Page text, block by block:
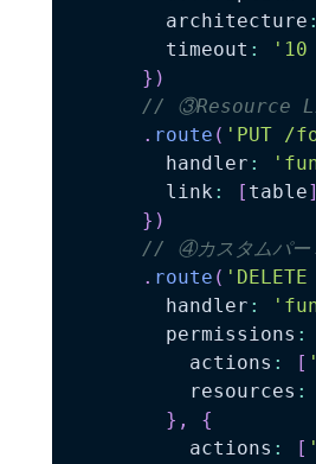
        architecture
:
        timeout
:
'10
} )
// ③Resource
. route ( 'PUT /
        handler
:
        link
: [ table]
} )
// ④カスタムパー
. route (
        handler
:
        permissions
:
          actions
: [
          resources
:
} ,
{
          actions
: [